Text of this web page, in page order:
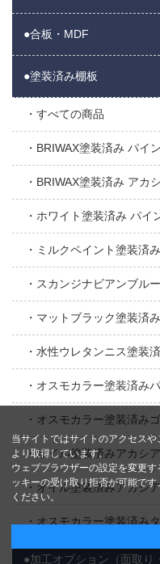
●合板・MDF
●塗装済み棚板
すべての商品
BRIWAX塗装済み パイ
BRIWAX塗装済み アカ
ホワイト塗装済み パイ
ミルクペイント塗装済
スカンジナビアンブル
マットブラック塗装済
水性ウレタンニス塗装
オスモカラー塗装済み
オスモカラー塗装済み
オイル塗装済みアカシ
オイル塗装済みアカシ
オスモカラー塗装済み
●加工オプション（面取り
当サイトではサイトのアクセス
より取得しています。
ウェブブラウザーの設定を変更
ッキーの受け取り拒否が可能です
ください。